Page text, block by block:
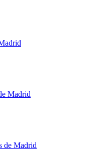
Madrid
de Madrid